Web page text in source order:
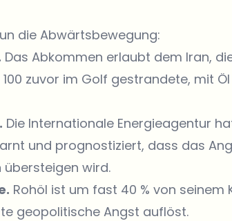
die Abwärtsbewegung:
Das Abkommen erlaubt dem Iran,
zuvor im Golf gestrandete, mit
Die Internationale Energieagentur
und prognostiziert, dass das
wird.
Rohöl ist um fast 40 % von seinem
geopolitische Angst auflöst.